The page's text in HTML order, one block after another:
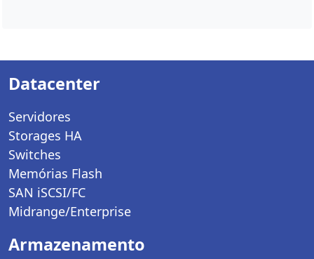
Datacenter
Servidores
Storages HA
Switches
Memórias Flash
SAN iSCSI/FC
Midrange/Enterprise
Armazenamento